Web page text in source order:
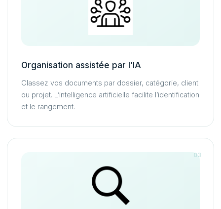
Organisation assistée par l’IA
Classez vos documents par dossier, catégorie, client
ou projet. L’intelligence artificielle facilite l’identification
et le rangement.
03